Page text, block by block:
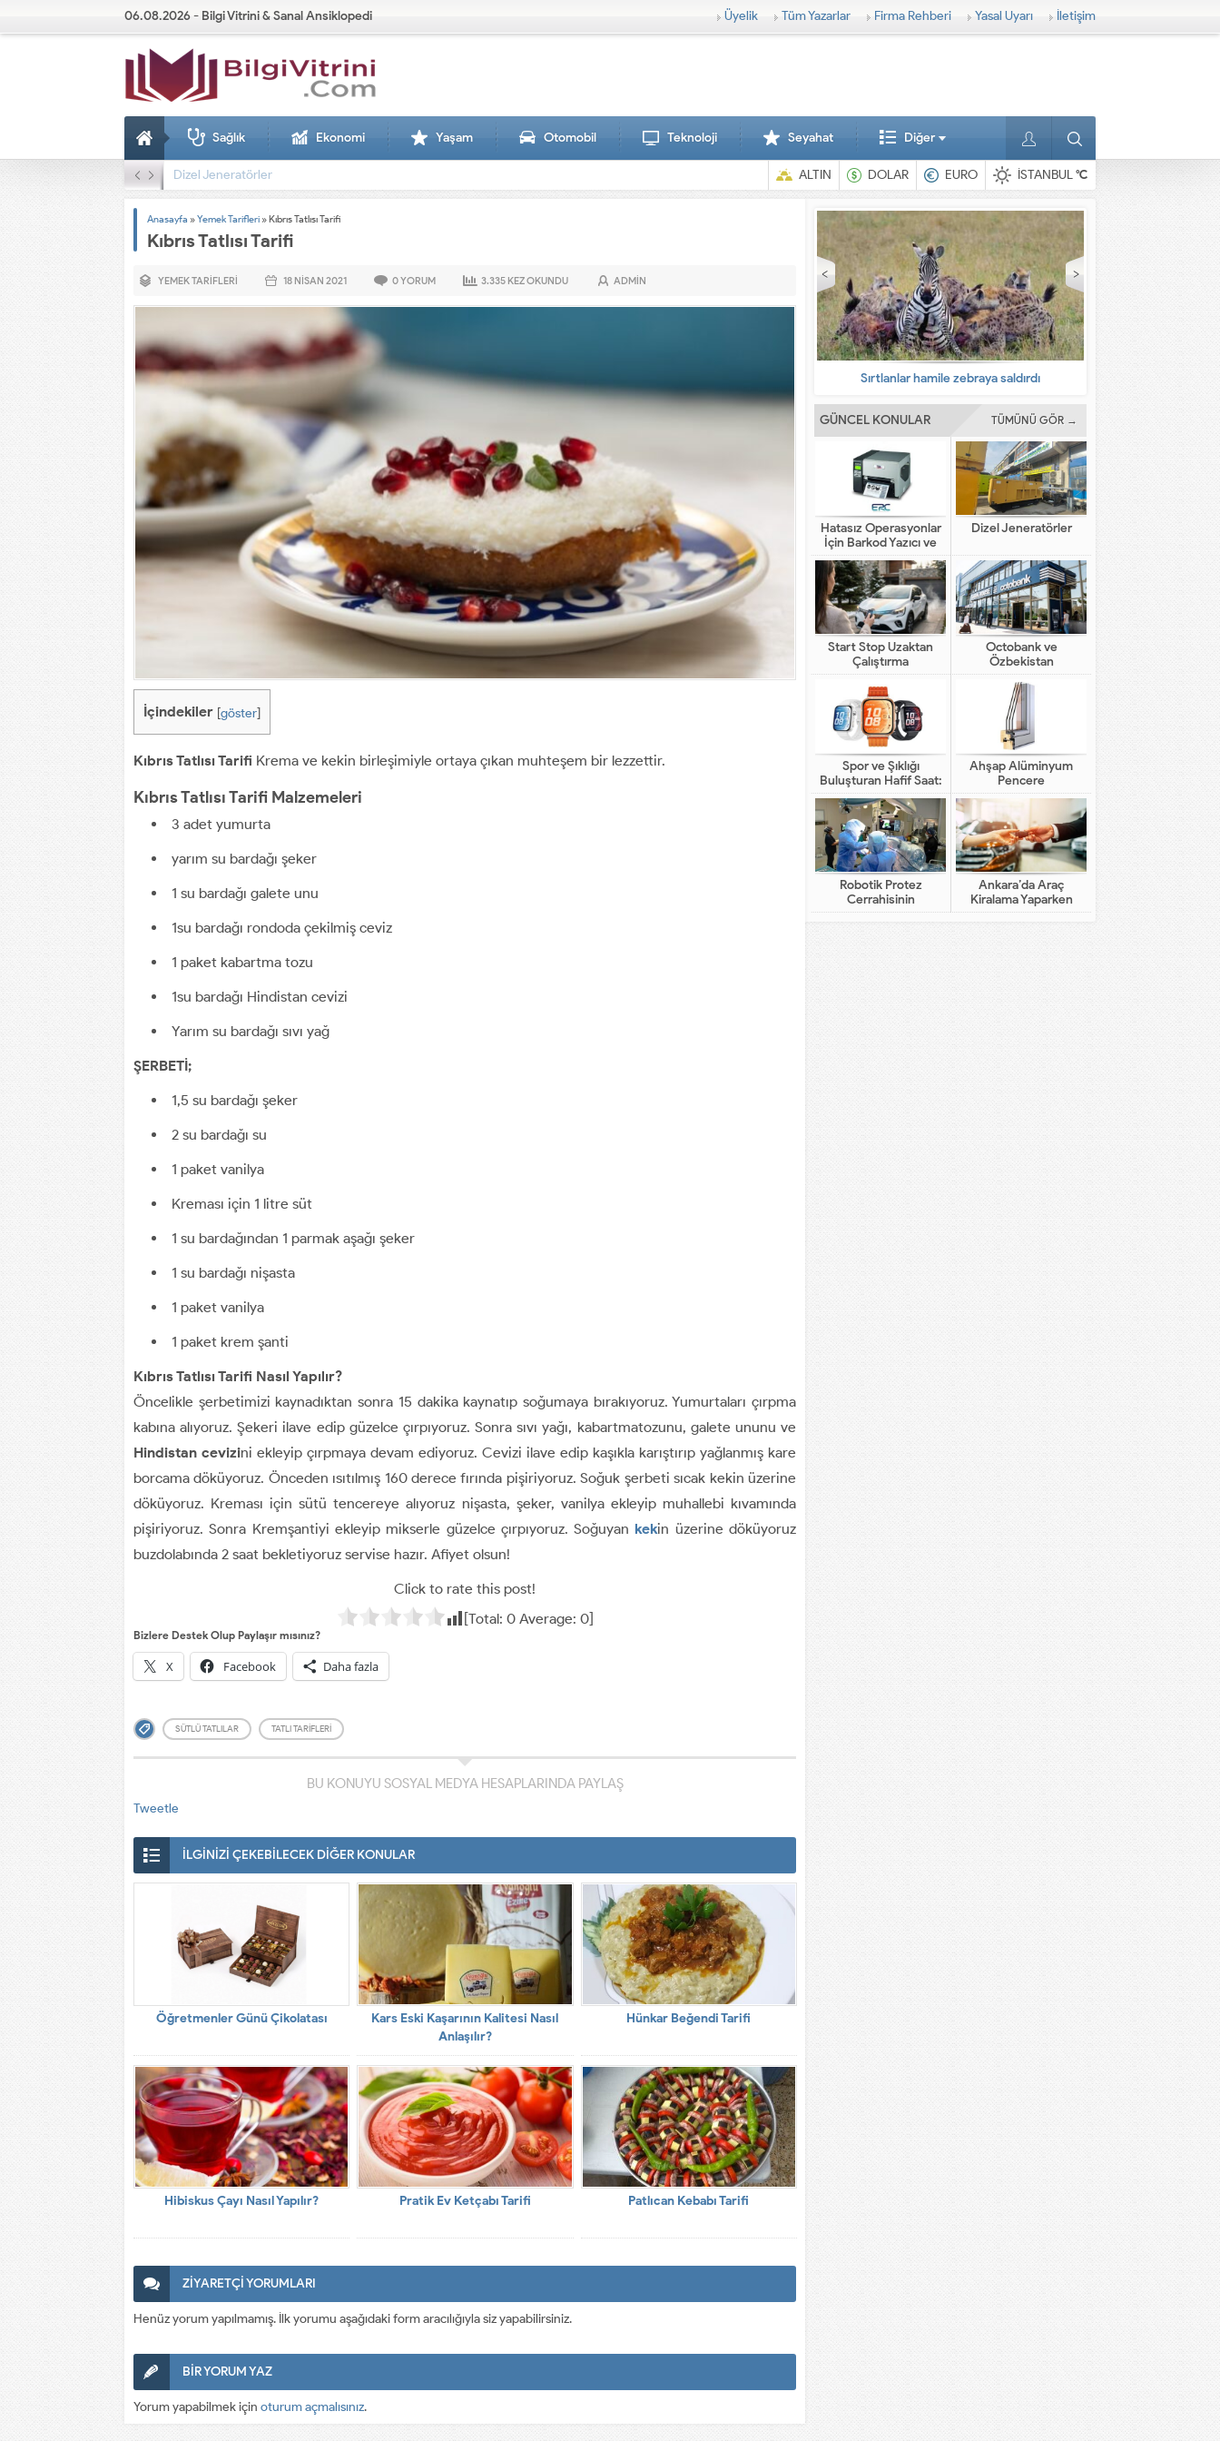
06.08.2026 - Bilgi Vitrini & Sanal Ansiklopedi Üyelik Tüm Yazarlar Firma Rehberi Yasal Uyarı İletişim
Sağlık Ekonomi Yaşam Otomobil Teknoloji Seyahat Diğer
Dizel Jeneratörler ALTIN DOLAR EURO İSTANBUL°C
Anasayfa »Yemek Tarifleri »Kıbrıs Tatlısı Tarifi
Kıbrıs Tatlısı Tarifi
YEMEK TARIFLERI 18 NISAN 2021 0YORUM 3.335 KEZ OKUNDU ADMIN
İçindekiler [göster]
Kıbrıs Tatlısı Tarifi Krema ve kekin birleşimiyle ortaya çıkan muhteşem bir lezzettir.
Kıbrıs Tatlısı Tarifi Malzemeleri
3 adet yumurta
yarım su bardağı şeker
1 su bardağı galete unu
1su bardağı rondoda çekilmiş ceviz
1 paket kabartma tozu
1su bardağı Hindistan cevizi
Yarım su bardağı sıvı yağ
ŞERBETİ;
1,5 su bardağı şeker
2 su bardağı su
1 paket vanilya
Kreması için 1 litre süt
1 su bardağından 1 parmak aşağı şeker
1 su bardağı nişasta
1 paket vanilya
1 paket krem şanti
Kıbrıs Tatlısı Tarifi Nasıl Yapılır?
Öncelikle şerbetimizi kaynadıktan sonra 15 dakika kaynatıp soğumaya bırakıyoruz. Yumurtaları çırpma
kabına alıyoruz. Şekeri ilave edip güzelce çırpıyoruz. Sonra sıvı yağı, kabartmatozunu, galete ununu ve
Hindistan cevizini ekleyip çırpmaya devam ediyoruz. Cevizi ilave edip kaşıkla karıştırıp yağlanmış kare
borcama döküyoruz. Önceden ısıtılmış 160 derece fırında pişiriyoruz. Soğuk şerbeti sıcak kekin üzerine
döküyoruz. Kreması için sütü tencereye alıyoruz nişasta, şeker, vanilya ekleyip muhallebi kıvamında
pişiriyoruz. Sonra Kremşantiyi ekleyip mikserle güzelce çırpıyoruz. Soğuyan kekin üzerine döküyoruz
buzdolabında 2 saat bekletiyoruz servise hazır. Afiyet olsun!
Click to rate this post!
[Total: 0Average: 0]
Bizlere Destek Olup Paylaşır mısınız?
X Facebook Daha fazla
SÜTLÜ TATLILAR TATLI TARIFLERI
BU KONUYU SOSYAL MEDYA HESAPLARINDA PAYLAŞ
Tweetle
İLGİNİZİ ÇEKEBİLECEK DİĞER KONULAR
Öğretmenler Günü Çikolatası
Kars Eski Kaşarının Kalitesi Nasıl
Anlaşılır?
Hünkar Beğendi Tarifi
Hibiskus Çayı Nasıl Yapılır? Pratik Ev Ketçabı Tarifi Patlıcan Kebabı Tarifi
ZİYARETÇİ YORUMLARI
Henüz yorum yapılmamış. İlk yorumu aşağıdaki form aracılığıyla siz yapabilirsiniz.
BİR YORUM YAZ
Yorum yapabilmek için oturum açmalısınız.
En ilginç hayvanlar
GÜNCEL KONULAR TÜMÜNÜ GÖR →
Hatasız Operasyonlar
İçin Barkod Yazıcı ve
Otomasyon Sistemleri
Dizel Jeneratörler
Start Stop Uzaktan
Çalıştırma
Octobank ve
Özbekistan
Bankalarının Dijital
Finansal Altyapının
Gelişimindeki Yeni Rolü
Spor ve Şıklığı
Buluşturan Hafif Saat:
HUAWEI WATCH FIT 5
Pro
Ahşap Alüminyum
Pencere
Robotik Protez
Cerrahisinin
Geleneksel Cerrahiden
Farkı Nedir?
Ankara’da Araç
Kiralama Yaparken
Dikkat Edilecekler